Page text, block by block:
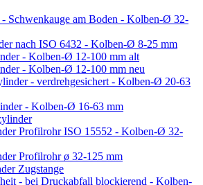
Schwenkauge am Boden - Kolben-Ø 32-
nach ISO 6432 - Kolben-Ø 8-25 mm
- Kolben-Ø 12-100 mm alt
- Kolben-Ø 12-100 mm neu
- verdrehgesichert - Kolben-Ø 20-63
- Kolben-Ø 16-63 mm
Profilrohr ISO 15552 - Kolben-Ø 32-
Profilrohr ø 32-125 mm
Zugstange
- bei Druckabfall blockierend - Kolben-